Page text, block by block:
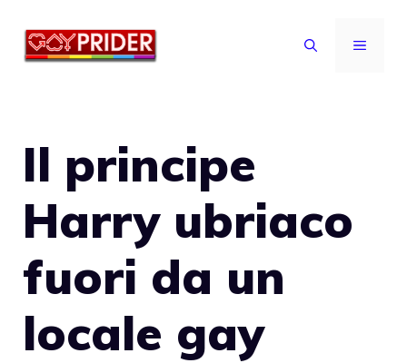
MENU
Il principe
Harry ubriaco
fuori da un
locale gay